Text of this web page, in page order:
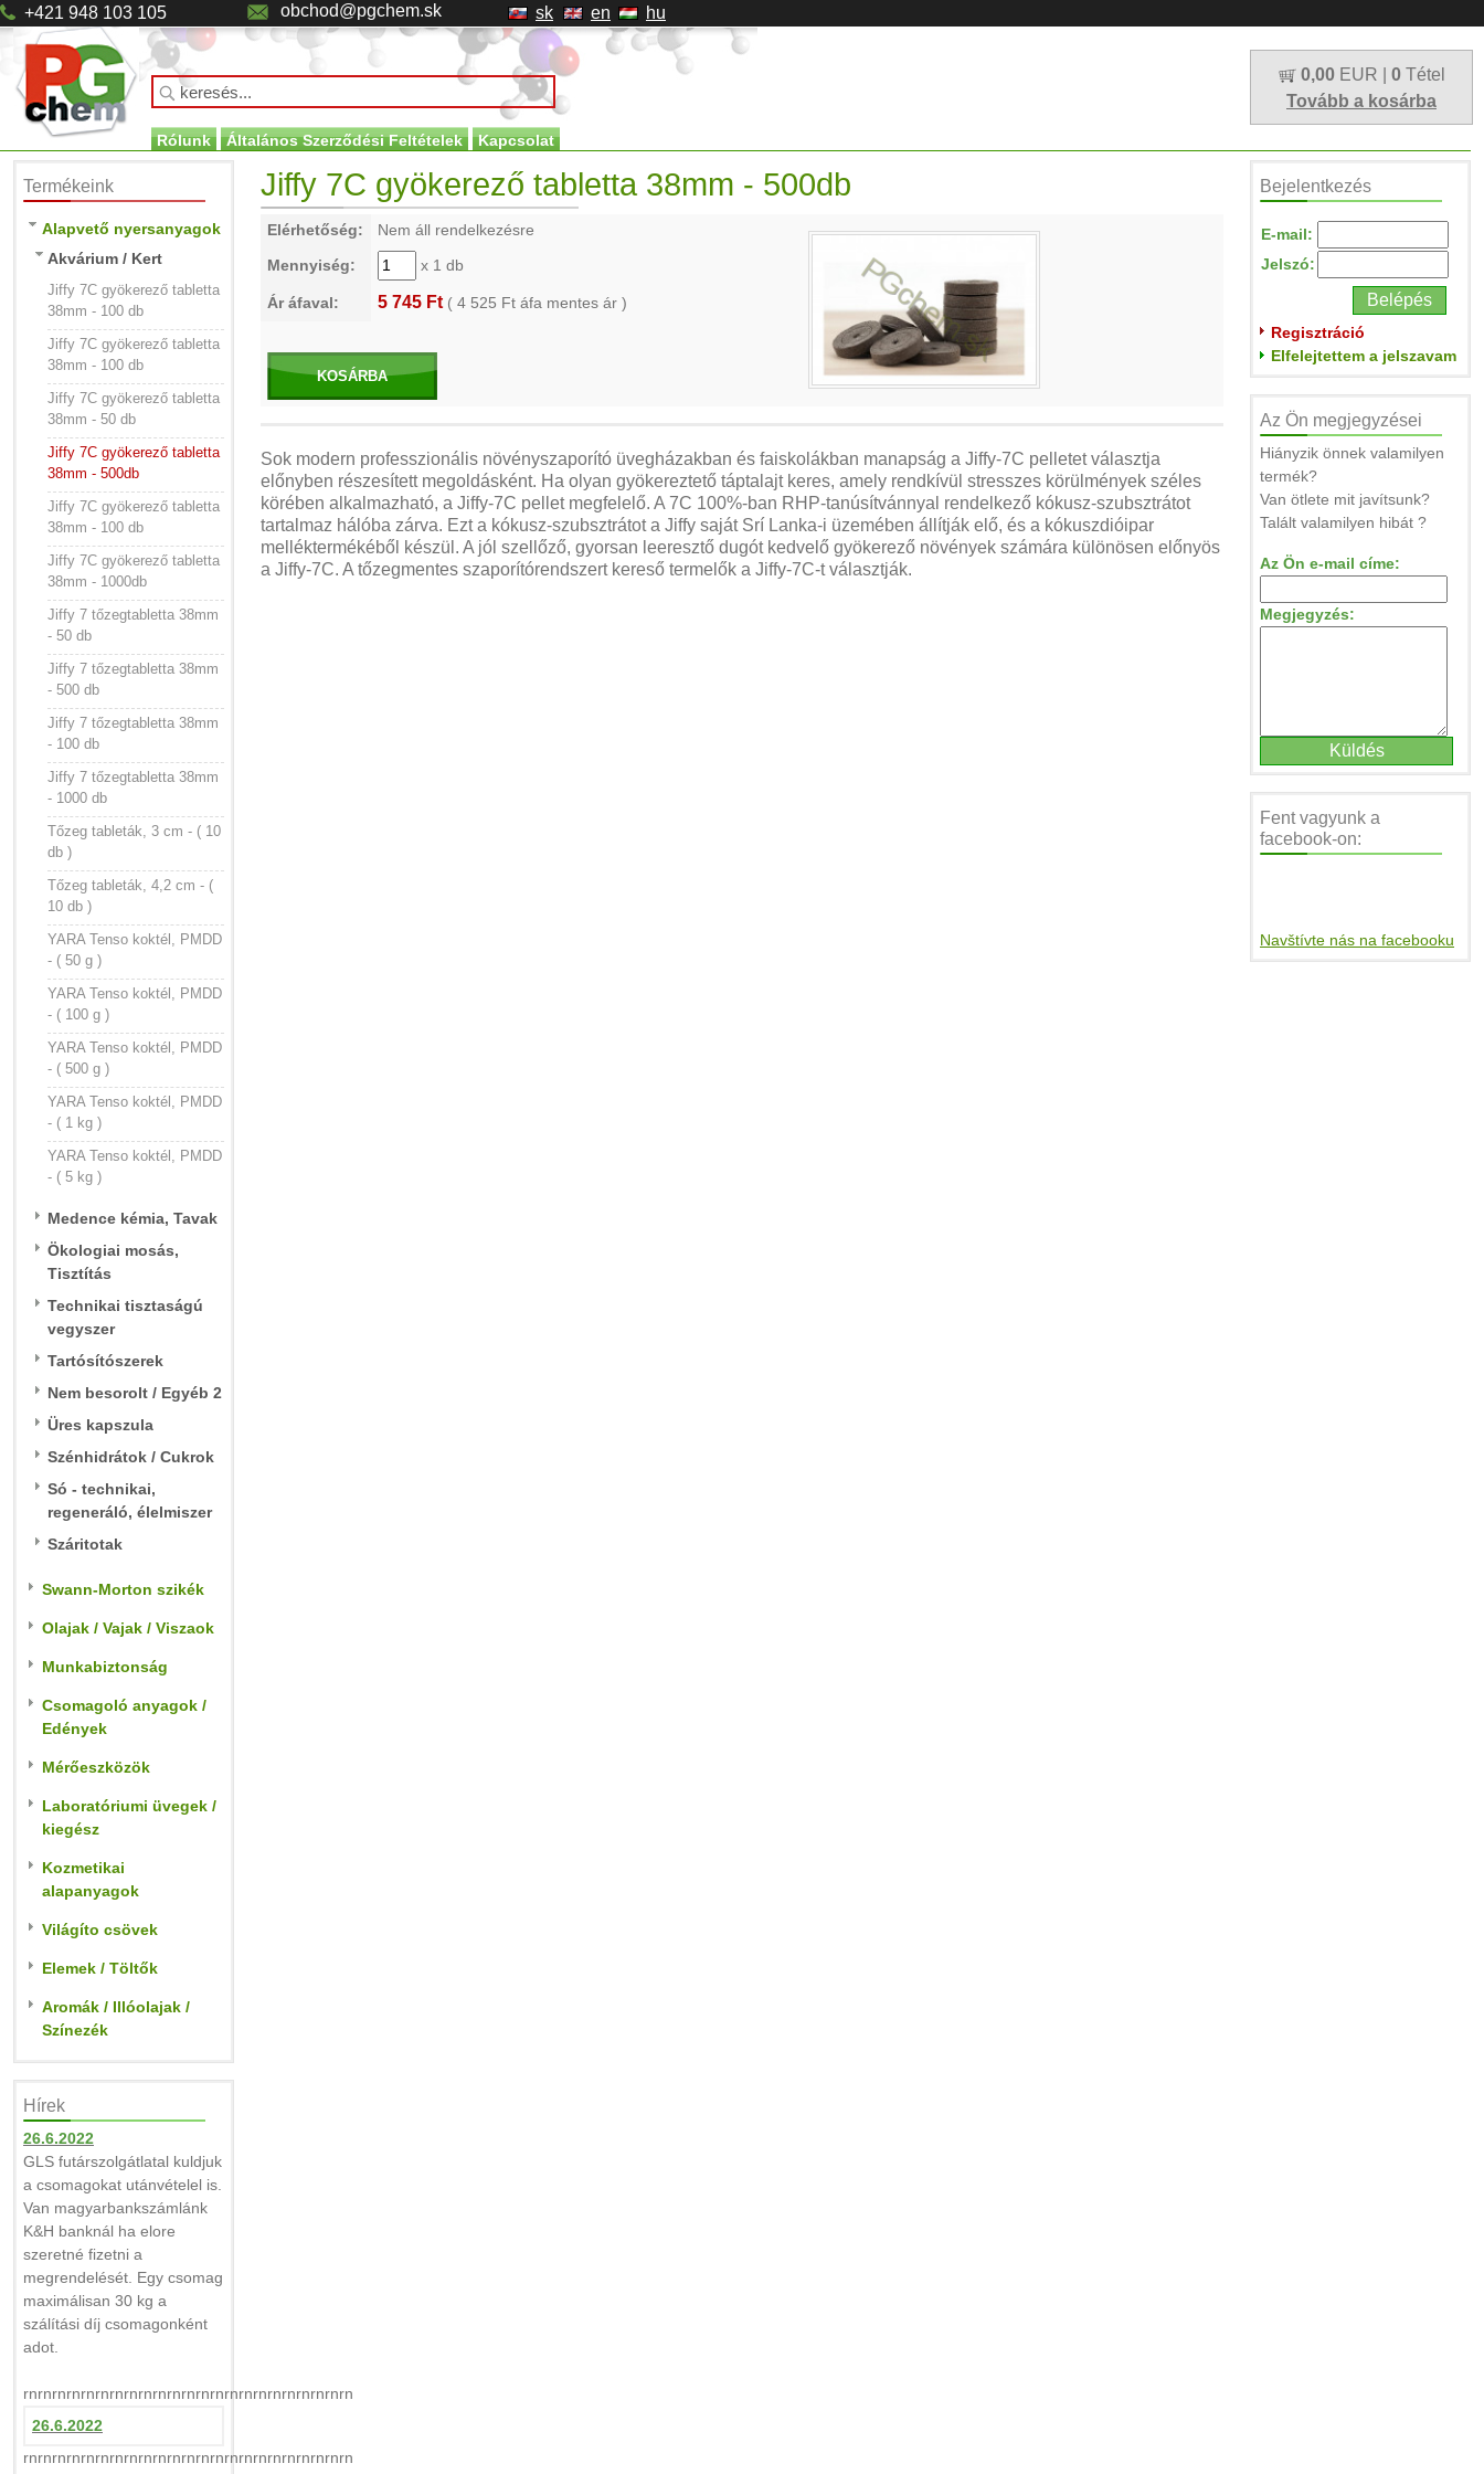
+421 948 103 105 obchod@pgchem.sk sk en hu
0,00 EUR | 0 Tétel
Tovább a kosárba
Rólunk Általános Szerződési Feltételek Kapcsolat
Termékeink
Alapvető nyersanyagok
Akvárium / Kert
Jiffy 7C gyökerező tabletta
38mm - 100 db
Jiffy 7C gyökerező tabletta
38mm - 100 db
Jiffy 7C gyökerező tabletta
38mm - 50 db
Jiffy 7C gyökerező tabletta
38mm - 500db
Jiffy 7C gyökerező tabletta
38mm - 100 db
Jiffy 7C gyökerező tabletta
38mm - 1000db
Jiffy 7 tőzegtabletta 38mm
- 50 db
Jiffy 7 tőzegtabletta 38mm
- 500 db
Jiffy 7 tőzegtabletta 38mm
- 100 db
Jiffy 7 tőzegtabletta 38mm
- 1000 db
Tőzeg tableták, 3 cm - ( 10
db )
Tőzeg tableták, 4,2 cm - (
10 db )
YARA Tenso koktél, PMDD
- ( 50 g )
YARA Tenso koktél, PMDD
- ( 100 g )
YARA Tenso koktél, PMDD
- ( 500 g )
YARA Tenso koktél, PMDD
- ( 1 kg )
YARA Tenso koktél, PMDD
- ( 5 kg )
Medence kémia, Tavak
Ökologiai mosás,
Tisztítás
Technikai tisztaságú
vegyszer
Tartósítószerek
Nem besorolt / Egyéb 2
Üres kapszula
Szénhidrátok / Cukrok
Só - technikai,
regeneráló, élelmiszer
Száritotak
Swann-Morton szikék
Olajak / Vajak / Viszaok
Munkabiztonság
Csomagoló anyagok /
Edények
Mérőeszközök
Laboratóriumi üvegek /
kiegész
Kozmetikai
alapanyagok
Világíto csövek
Elemek / Töltők
Aromák / Illóolajak /
Színezék
Hírek
26.6.2022
GLS futárszolgátlatal kuldjuk
a csomagokat utánvételel is.
Van magyarbankszámlánk
K&H banknál ha elore
szeretné fizetni a
megrendelését. Egy csomag
maximálisan 30 kg a
szálítási díj csomagonként
adot.
rnrnrnrnrnrnrnrnrnrnrnrnrnrnrnrnrnrnrnrnrnrnrn
26.6.2022
rnrnrnrnrnrnrnrnrnrnrnrnrnrnrnrnrnrnrnrnrnrnrn
Jiffy 7C gyökerező tabletta 38mm - 500db
Elérhetőség:
Nem áll rendelkezésre
Mennyiség:
x 1 db
Ár áfaval: 5 745 Ft ( 4 525 Ft áfa mentes ár )
KOSÁRBA
Sok modern professzionális növényszaporító üvegházakban és faiskolákban manapság a Jiffy-7C pelletet választja
előnyben részesített megoldásként. Ha olyan gyökereztető táptalajt keres, amely rendkívül stresszes körülmények széles
körében alkalmazható, a Jiffy-7C pellet megfelelő. A 7C 100%-ban RHP-tanúsítvánnyal rendelkező kókusz-szubsztrátot
tartalmaz hálóba zárva. Ezt a kókusz-szubsztrátot a Jiffy saját Srí Lanka-i üzemében állítják elő, és a kókuszdióipar
melléktermékéből készül. A jól szellőző, gyorsan leeresztő dugót kedvelő gyökerező növények számára különösen előnyös
a Jiffy-7C. A tőzegmentes szaporítórendszert kereső termelők a Jiffy-7C-t választják.
Bejelentkezés
E-mail:
Jelszó:
Regisztráció
Elfelejtettem a jelszavam
Az Ön megjegyzései
Hiányzik önnek valamilyen
termék?
Van ötlete mit javítsunk?
Talált valamilyen hibát ?
Az Ön e-mail címe:
Megjegyzés:
Fent vagyunk a
facebook-on:
Navštívte nás na facebooku